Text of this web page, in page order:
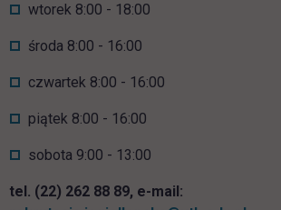
wtorek 8:00 - 18:00
środa 8:00 - 16:00
czwartek 8:00 - 16:00
piątek 8:00 - 16:00
sobota 9:00 - 13:00
tel. (22) 262 88 89, e-mail: